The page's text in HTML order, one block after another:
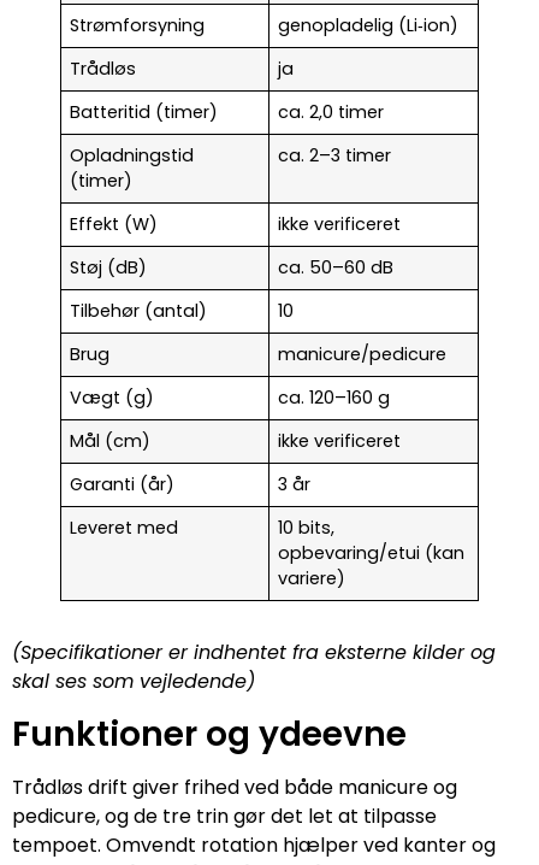
Strømforsyning
genopladelig (Li‑ion)
Trådløs
ja
Batteritid (timer)
ca. 2,0 timer
Opladningstid
(timer)
ca. 2–3 timer
Effekt (W)
ikke verificeret
Støj (dB)
ca. 50–60 dB
Tilbehør (antal)
10
Brug
manicure/pedicure
Vægt (g)
ca. 120–160 g
Mål (cm)
ikke verificeret
Garanti (år)
3 år
Leveret med
10 bits,
opbevaring/etui (kan
variere)
(Specifikationer er indhentet fra eksterne kilder og
skal ses som vejledende)
Funktioner og ydeevne
Trådløs drift giver frihed ved både manicure og
pedicure, og de tre trin gør det let at tilpasse
tempoet. Omvendt rotation hjælper ved kanter og